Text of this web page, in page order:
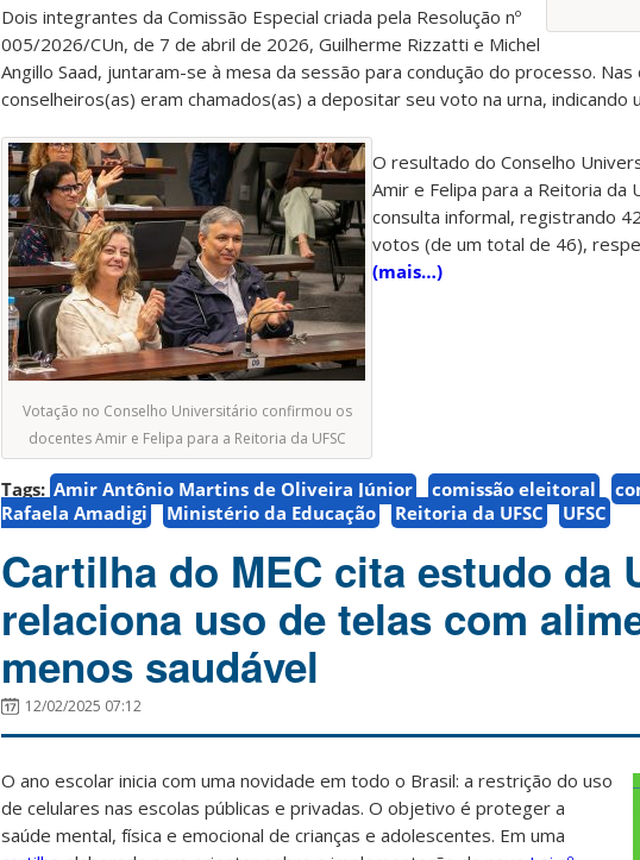
Dois integrantes da Comissão Especial criada pela Resolução nº
005/2026/CUn, de 7 de abril de 2026, Guilherme Rizzatti e Michel
Angillo Saad, juntaram-se à mesa da sessão para condução do processo.
conselheiros(as) eram chamados(as) a depositar seu voto na urna, indicando
Votação no Conselho Universitário confirmou os
docentes Amir e Felipa para a Reitoria da UFSC
O resultado do Conselho
Amir e Felipa para a Reitoria da
consulta informal, registrando
votos (de um total de 46),
(mais…)
Tags: Amir Antônio Martins de Oliveira Júnior comissão eleitoral
Rafaela Amadigi
Ministério da Educação Reitoria da UFSC UFSC
Cartilha do MEC cita estudo da
relaciona uso de telas com
menos saudável
12/02/2025 07:12
O ano escolar inicia com uma novidade em todo o Brasil: a restrição do uso
de celulares nas escolas públicas e privadas. O objetivo é proteger a
saúde mental, física e emocional de crianças e adolescentes. Em uma